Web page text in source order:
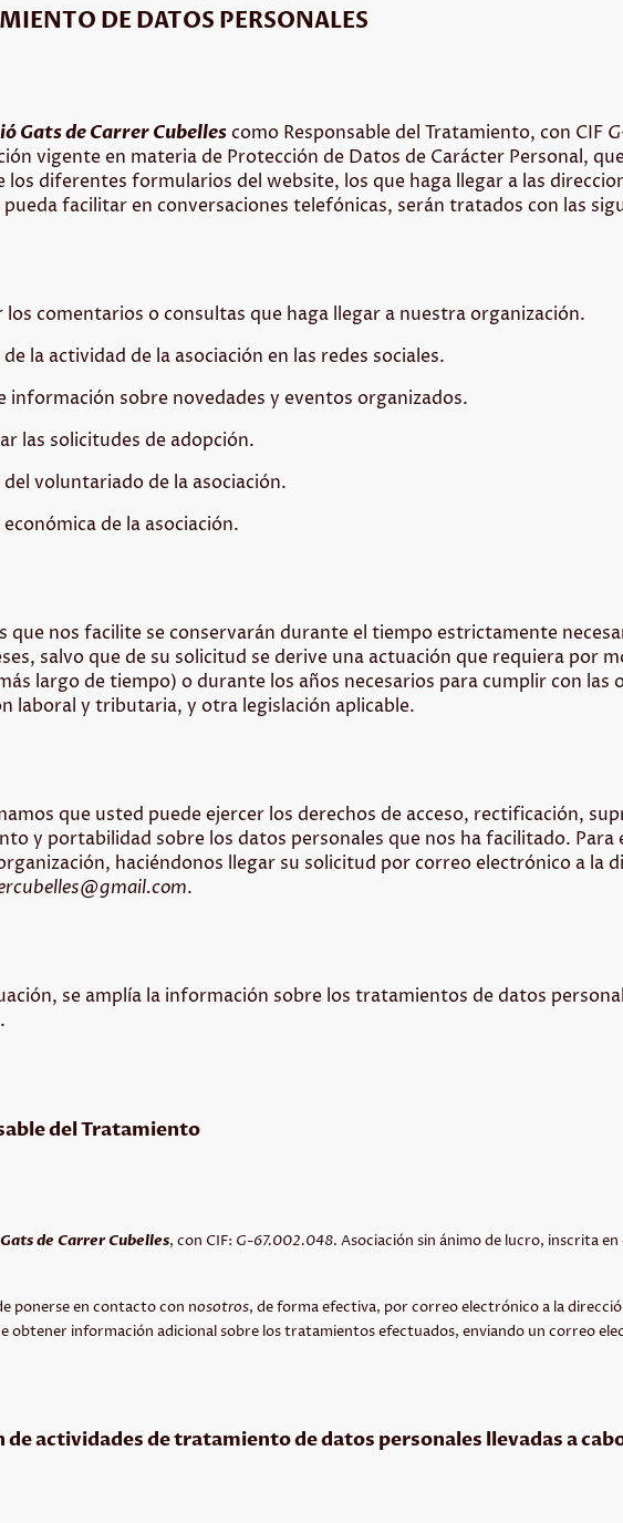
DE DATOS PERSONALES
Gats de Carrer Cubellescomo Responsable del Tratamiento, con CIF
vigente en materia de Protección de Datos de Carácter Personal,
los diferentes formularios del website, los que haga llegar a las
pueda facilitar en conversaciones telefónicas, serán tratados con las
comentarios o consultas que haga llegar a nuestra organización.
la actividad de la asociación en las redes sociales.
información sobre novedades y eventos organizados.
las solicitudes de adopción.
voluntariado de la asociación.
de la asociación.
que nos facilite se conservarán durante el tiempo estrictamente
salvo que de su solicitud se derive una actuación que requiera por
largo de tiempo) o durante los años necesarios para cumplir con las
laboral y tributaria, y otra legislación aplicable.
que usted puede ejercer los derechos de acceso, rectificación,
y portabilidad sobre los datos personales que nos ha facilitado. Para
haciéndonos llegar su solicitud por correo electrónico a la
.
se amplía la información sobre los tratamientos de datos
del Tratamiento
de Carrer Cubelles, con CIF: G-67.002.048. Asociación sin ánimo de lucro, inscrita
ponerse en contacto con nosotros, de forma efectiva, por correo electrónico a la
obtener información adicional sobre los tratamientos efectuados, enviando un correo
de actividades de tratamiento de datos personales llevadas a